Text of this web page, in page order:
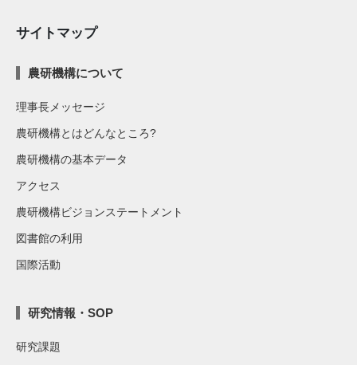
サイトマップ
農研機構について
理事長メッセージ
農研機構とはどんなところ?
農研機構の基本データ
アクセス
農研機構ビジョンステートメント
図書館の利用
国際活動
研究情報・SOP
研究課題